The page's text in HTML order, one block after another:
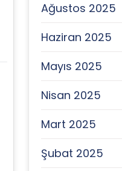
Ağustos 2025
Haziran 2025
Mayıs 2025
Nisan 2025
Mart 2025
Şubat 2025